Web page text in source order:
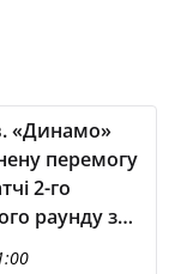
«Динамо»
перемогу
2-го
раунду з